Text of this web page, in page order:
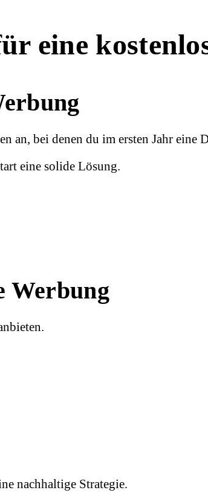
eine
an, bei denen du im ersten Jahr eine
eine solide Lösung.
Werbung
nachhaltige Strategie.